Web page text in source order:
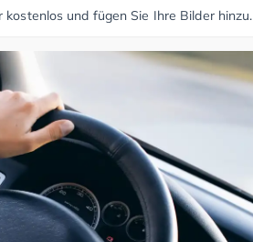
und fügen Sie Ihre Bilder hinzu.